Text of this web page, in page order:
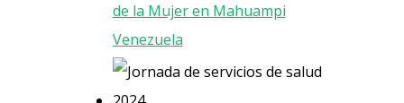
de la Mujer en Mahuampi
Venezuela